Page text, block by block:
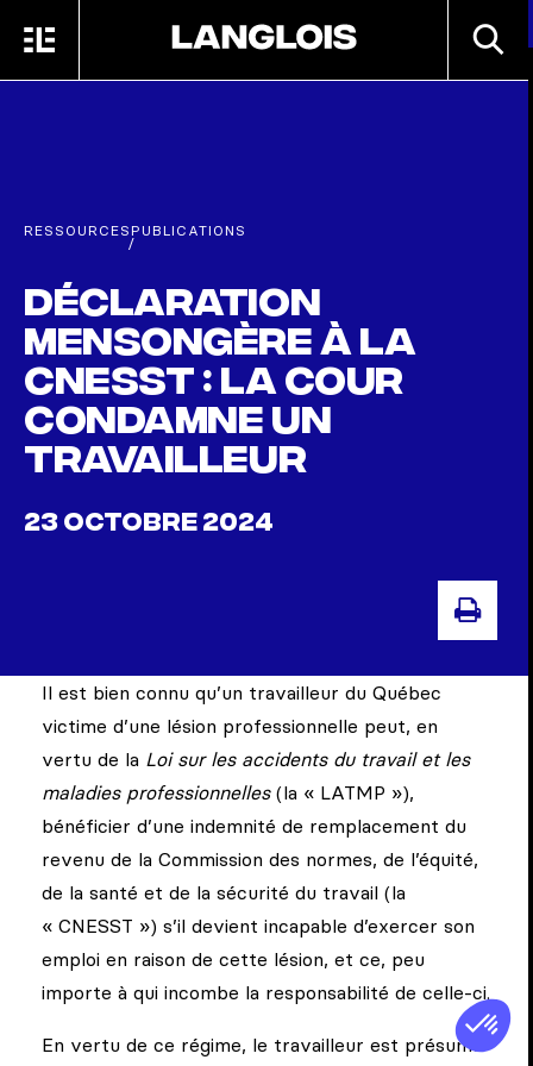
MENU
RESSOURCES
/
PUBLICATIONS
Déclaration
mensongère à la
CNESST : la cour
condamne un
travailleur
23 OCTOBRE 2024
Il est bien connu qu’un travailleur du Québec
victime d’une lésion professionnelle peut, en
vertu de la Loi sur les accidents du travail et les
maladies professionnelles (la « LATMP »),
bénéficier d’une indemnité de remplacement du
revenu de la Commission des normes, de l’équité,
de la santé et de la sécurité du travail (la
« CNESST ») s’il devient incapable d’exercer son
emploi en raison de cette lésion, et ce, peu
importe à qui incombe la responsabilité de celle-ci.
En vertu de ce régime, le travailleur est présumé